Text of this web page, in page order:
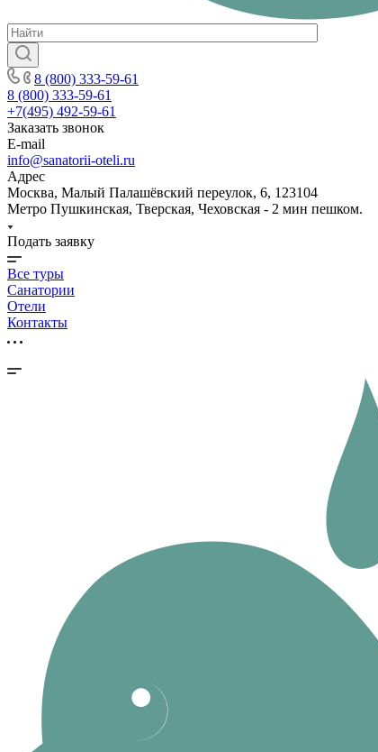
8 (800) 333-59-61
8 (800) 333-59-61
+7(495) 492-59-61
Заказать звонок
E-mail
info@sanatorii-oteli.ru
Адрес
Москва, Малый Палашёвский переулок, 6, 123104
Метро Пушкинская, Тверская, Чеховская - 2 мин пешком.
Подать заявку
Все туры
Санатории
Отели
Контакты